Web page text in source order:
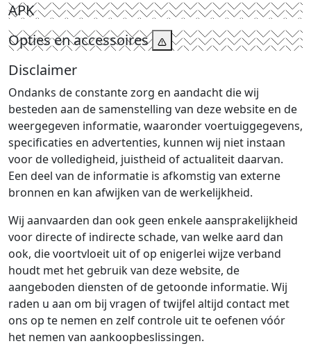
APK
Opties en accessoires
Disclaimer
Ondanks de constante zorg en aandacht die wij
besteden aan de samenstelling van deze website en de
weergegeven informatie, waaronder voertuiggegevens,
specificaties en advertenties, kunnen wij niet instaan
voor de volledigheid, juistheid of actualiteit daarvan.
Een deel van de informatie is afkomstig van externe
bronnen en kan afwijken van de werkelijkheid.
Wij aanvaarden dan ook geen enkele aansprakelijkheid
voor directe of indirecte schade, van welke aard dan
ook, die voortvloeit uit of op enigerlei wijze verband
houdt met het gebruik van deze website, de
aangeboden diensten of de getoonde informatie. Wij
raden u aan om bij vragen of twijfel altijd contact met
ons op te nemen en zelf controle uit te oefenen vóór
het nemen van aankoopbeslissingen.